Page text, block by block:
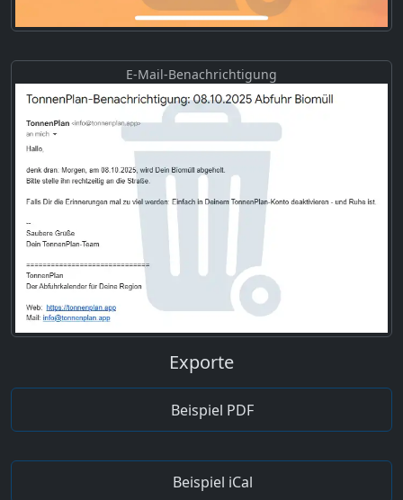
E-Mail-Benachrichtigung
Exporte
Beispiel PDF
Beispiel iCal